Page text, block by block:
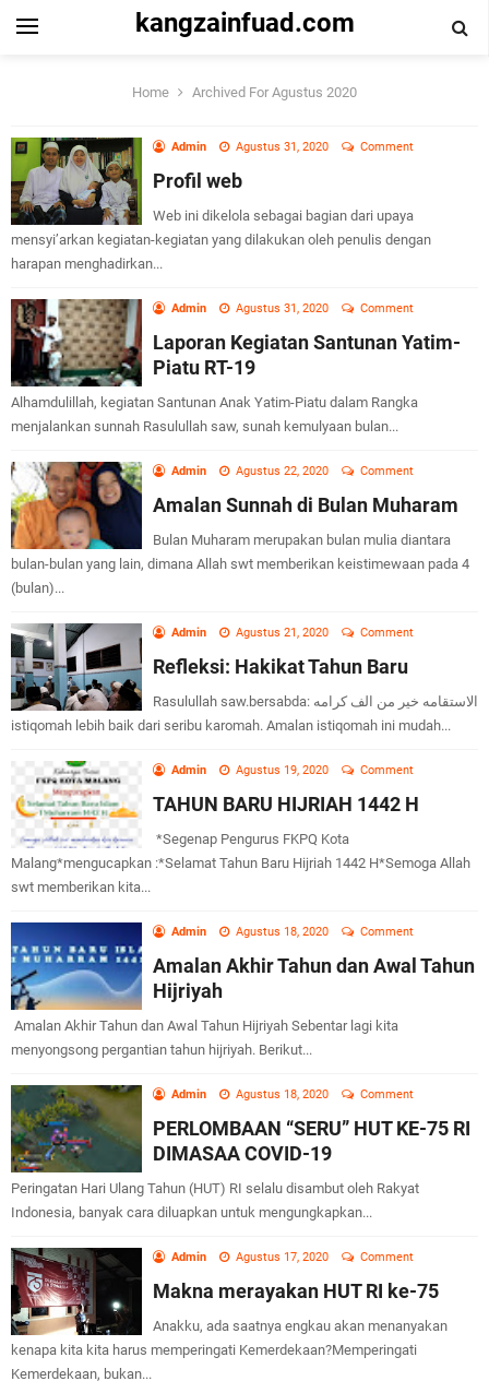
kangzainfuad.com
Home Archived For Agustus 2020
Admin Agustus 31, 2020 Comment
Profil web
Web ini dikelola sebagai bagian dari upaya
mensyi’arkan kegiatan-kegiatan yang dilakukan oleh penulis dengan
harapan menghadirkan...
Admin Agustus 31, 2020 Comment
Laporan Kegiatan Santunan Yatim-
Piatu RT-19
Alhamdulillah, kegiatan Santunan Anak Yatim-Piatu dalam Rangka
menjalankan sunnah Rasulullah saw, sunah kemulyaan bulan...
Admin Agustus 22, 2020 Comment
Amalan Sunnah di Bulan Muharam
Bulan Muharam merupakan bulan mulia diantara
bulan-bulan yang lain, dimana Allah swt memberikan keistimewaan pada 4
(bulan)...
Admin Agustus 21, 2020 Comment
Refleksi: Hakikat Tahun Baru
Rasulullah saw.bersabda: الاستقامه خير من الف كرامه
istiqomah lebih baik dari seribu karomah. Amalan istiqomah ini mudah...
Admin Agustus 19, 2020 Comment
TAHUN BARU HIJRIAH 1442 H
*Segenap Pengurus FKPQ Kota
Malang*mengucapkan :*Selamat Tahun Baru Hijriah 1442 H*Semoga Allah
swt memberikan kita...
Admin Agustus 18, 2020 Comment
Amalan Akhir Tahun dan Awal Tahun
Hijriyah
Amalan Akhir Tahun dan Awal Tahun Hijriyah Sebentar lagi kita
menyongsong pergantian tahun hijriyah. Berikut...
Admin Agustus 18, 2020 Comment
PERLOMBAAN “SERU” HUT KE-75 RI
DIMASAA COVID-19
Peringatan Hari Ulang Tahun (HUT) RI selalu disambut oleh Rakyat
Indonesia, banyak cara diluapkan untuk mengungkapkan...
Admin Agustus 17, 2020 Comment
Makna merayakan HUT RI ke-75
Anakku, ada saatnya engkau akan menanyakan
kenapa kita kita harus memperingati Kemerdekaan?Memperingati
Kemerdekaan, bukan...